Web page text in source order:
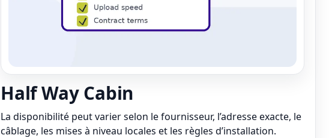
Half Way Cabin
La disponibilité peut varier selon le fournisseur, l’adresse exacte, le
câblage, les mises à niveau locales et les règles d’installation.